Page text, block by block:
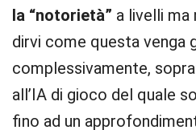
la “notorietà” a livelli ma
dirvi come questa venga
complessivamente,
all’IA di gioco del quale
fino ad un